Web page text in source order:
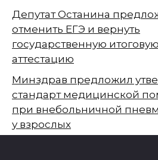
Депутат Останина
отменить ЕГЭ и вернуть
государственную итоговую
аттестацию
Минздрав предложил
стандарт медицинской
при внебольничной
у взрослых